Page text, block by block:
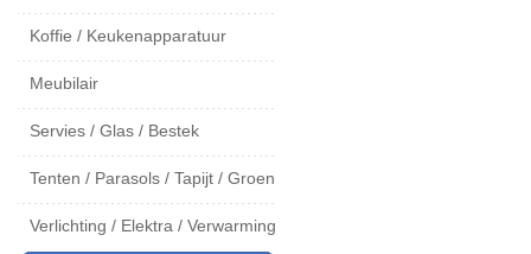
Koffie / Keukenapparatuur
Meubilair
Servies / Glas / Bestek
Tenten / Parasols / Tapijt / Groen
Verlichting / Elektra / Verwarming